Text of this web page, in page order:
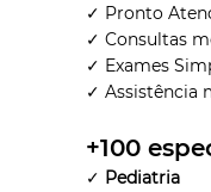
✓ Pronto
✓ Consultas
✓ Exames
✓ Assistência
+100
✓ Pediatria